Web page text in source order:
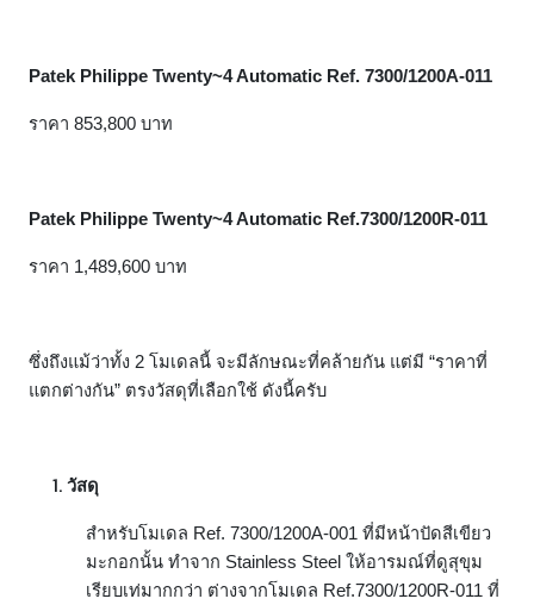
Patek Philippe Twenty~4 Automatic Ref. 7300/1200A-011
ราคา 853,800 บาท
Patek Philippe Twenty~4 Automatic Ref.7300/1200R-011
ราคา 1,489,600 บาท
ซึ่งถึงแม้ว่าทั้ง 2 โมเดลนี้ จะมีลักษณะที่คล้ายกัน แต่มี “ราคาที่
แตกต่างกัน” ตรงวัสดุที่เลือกใช้ ดังนี้ครับ
วัสดุ
สำหรับโมเดล Ref. 7300/1200A-001 ที่มีหน้าปัดสีเขียว
มะกอกนั้น ทำจาก Stainless Steel ให้อารมณ์ที่ดูสุขุม
เรียบเท่มากกว่า ต่างจากโมเดล Ref.7300/1200R-011 ที่